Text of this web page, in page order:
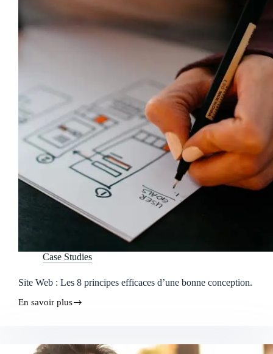
marque
Case Studies
Site Web : Les 8 principes efficaces d’une bonne conception.
En savoir plus
Site